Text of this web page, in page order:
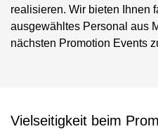
realisieren. Wir bieten Ihnen
ausgewähltes Personal aus
nächsten Promotion Events
Vielseitigkeit beim